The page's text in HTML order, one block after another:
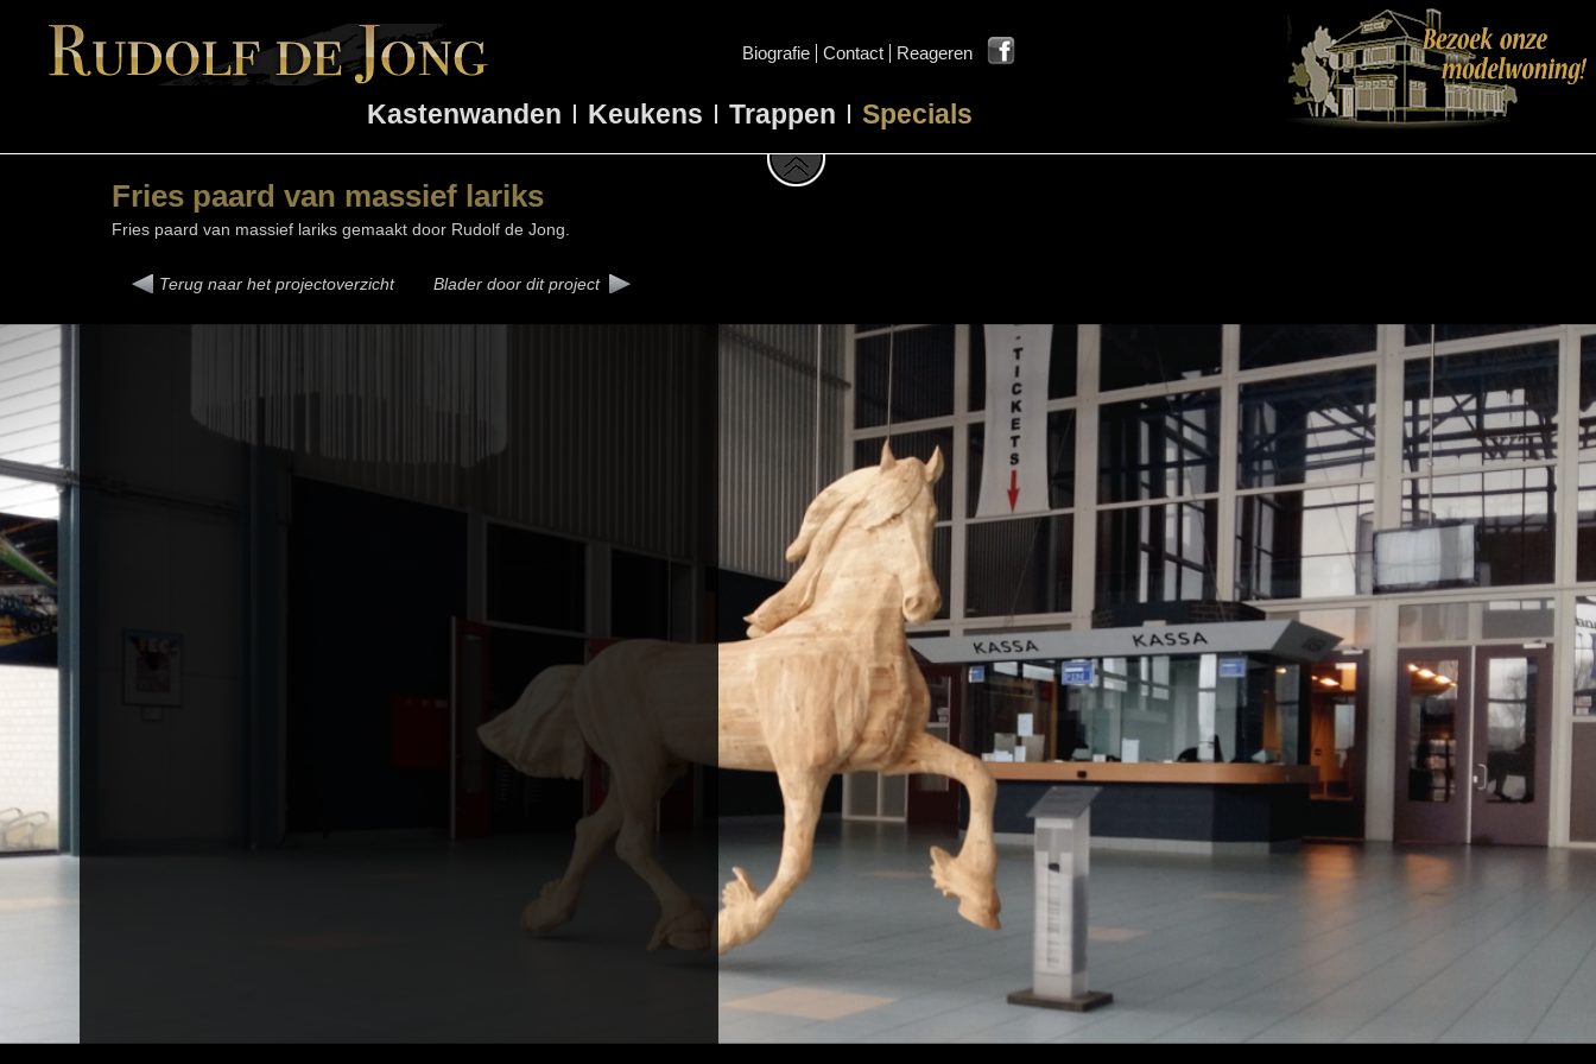
Fries paard van massief lariks
Fries paard van massief lariks gemaakt door Rudolf de Jong.
Terug naar hetprojectoverzicht Blader door dit project
Biografie Contact Reageren
Kastenwanden Keukens Trappen Specials